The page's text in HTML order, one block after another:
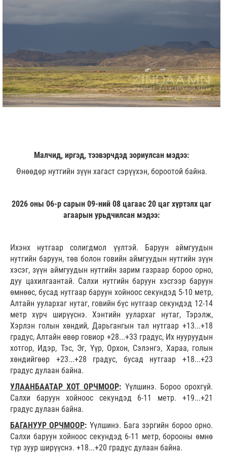
Малчид, иргэд, тээвэрчдэд зориулсан мэдээ:
Өнөөдөр нутгийн зүүн хагаст сэрүүхэн, бороотой байна.
2026 оны 06-р сарын 09-ний 08 цагаас 20 цаг хүртэлх цаг
агаарын урьдчилсан мэдээ:
Ихэнх нутгаар солигдмол үүлтэй. Баруун аймгуудын
нутгийн баруун, төв болон говийн аймгуудын нутгийн зүүн
хэсэг, зүүн аймгуудын нутгийн зарим газраар бороо орно,
дуу цахилгаантай. Салхи нутгийн баруун хэсгээр баруун
өмнөөс, бусад нутгаар баруун хойноос секундэд 5-10 метр,
Алтайн уулархаг нутаг, говийн бүс нутгаар секундэд 12-14
метр хүрч ширүүснэ. Хэнтийн уулархаг нутаг, Тэрэлж,
Хэрлэн голын хөндий, Дарьгангын тал нутгаар +13...+18
градус, Алтайн өвөр говиор +28...+33 градус, Их нууруудын
хотгор, Идэр, Тэс, Эг, Үүр, Орхон, Сэлэнгэ, Хараа, голын
хөндийгөөр +23...+28 градус, бусад нутгаар +18...+23
градус дулаан байна.
УЛААНБААТАР ХОТ ОРЧМООР: Үүлшинэ. Бороо орохгүй.
Салхи баруун хойноос секундэд 6-11 метр. +19...+21
градус дулаан байна.
БАГАНУУР ОРЧМООР: Үүлшинэ. Бага зэргийн бороо орно.
Салхи баруун хойноос секундэд 6-11 метр, борооны өмнө
түр зуур ширүүснэ. +18...+20 градус дулаан байна.